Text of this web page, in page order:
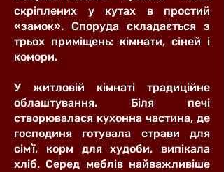
скріплених у кутах в простий
«замок». Споруда складається з
трьох приміщень: кімнати, сіней і
комори.
У житловій кімнаті традиційне
облаштування. Біля печі
створювалася кухонна частина, де
господиня готувала страви для
сімʼї, корм для худоби, випікала
хліб. Серед меблів найважливіше